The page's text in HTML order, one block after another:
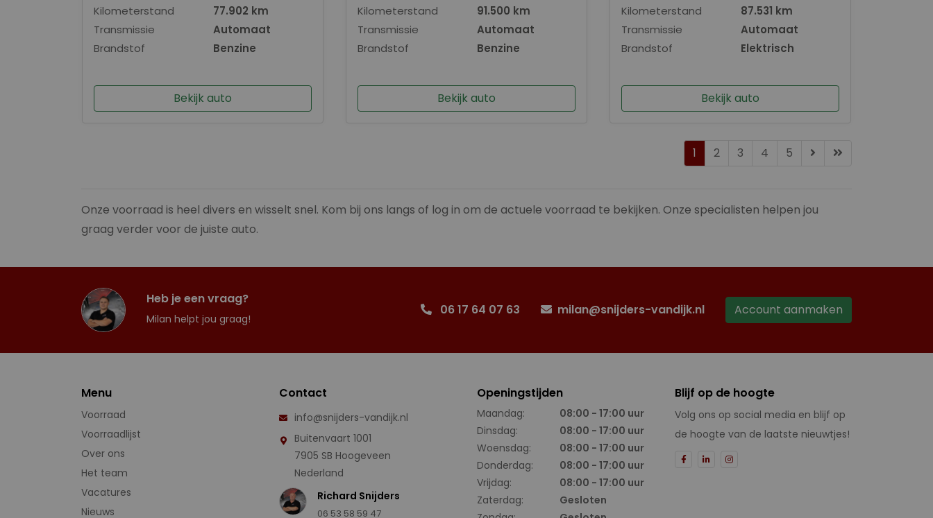
Kilometerstand
77.902 km
Transmissie
Automaat
Brandstof
Benzine
Bekijk auto
Kilometerstand
91.500 km
Transmissie
Automaat
Brandstof
Benzine
Bekijk auto
Kilometerstand
87.531 km
Transmissie
Automaat
Brandstof
Elektrisch
Bekijk auto
1 2 3 4 5
Onze voorraad is heel divers en wisselt snel. Kom bij ons langs of log in om de actuele voorraad te bekijken. Onze specialisten helpen jou
graag verder voor de juiste auto.
Heb je een vraag?
Milan helpt jou graag!
06 17 64 07 63 milan@snijders-vandijk.nl Account aanmaken
Menu
Voorraad
Voorraadlijst
Over ons
Het team
Vacatures
Nieuws
Contact
info@snijders-vandijk.nl
Buitenvaart 1001
7905 SB Hoogeveen
Nederland
Richard Snijders
06 53 58 59 47
Openingstijden
Maandag:
08:00 - 17:00 uur
Dinsdag:
08:00 - 17:00 uur
Woensdag:
08:00 - 17:00 uur
Donderdag:
08:00 - 17:00 uur
Vrijdag:
08:00 - 17:00 uur
Zaterdag:
Gesloten
Blijf op de hoogte
Volg ons op social media en blijf op
de hoogte van de laatste nieuwtjes!